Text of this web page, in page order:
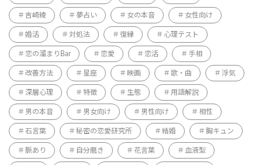
吉崎綾 夢占い 女の本音 女性向け
婚活 対処法 復縁 心理テスト
恋の溜まりBar 恋愛 恋活 手相
改善方法 星座 映画 歌・曲 浮気
深層心理 特徴 生態 用語解説
男の本音 男女向け 男性向け 相性
石言葉 秘密の恋愛研究所 結婚 胸キュン
脈あり 自分磨き 花言葉 血液型